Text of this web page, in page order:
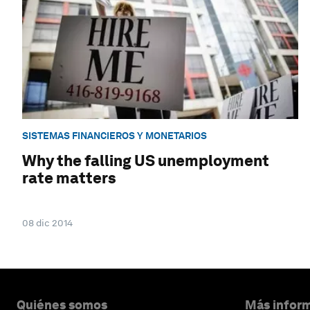
SISTEMAS FINANCIEROS Y MONETARIOS
Why the falling US unemployment
rate matters
08 dic 2014
Quiénes somos Más